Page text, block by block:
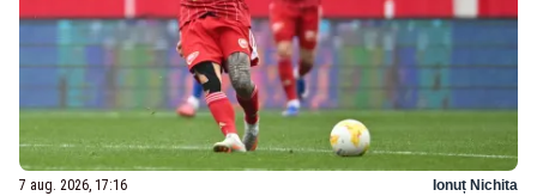
7 aug. 2026, 17:16 Ionuț Nichita